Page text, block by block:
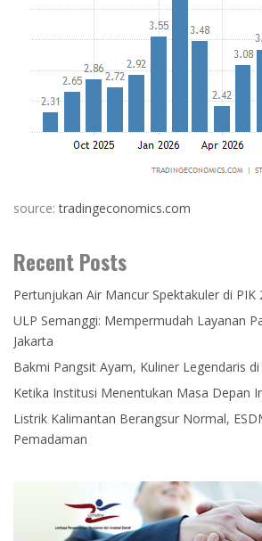
source:tradingeconomics.com
Recent Posts
Pertunjukan Air Mancur Spektakuler di PIK
ULP Semanggi: Mempermudah Layanan
Jakarta
Bakmi Pangsit Ayam, Kuliner Legendaris
Ketika Institusi Menentukan Masa Depan
Listrik Kalimantan Berangsur Normal,
Pemadaman